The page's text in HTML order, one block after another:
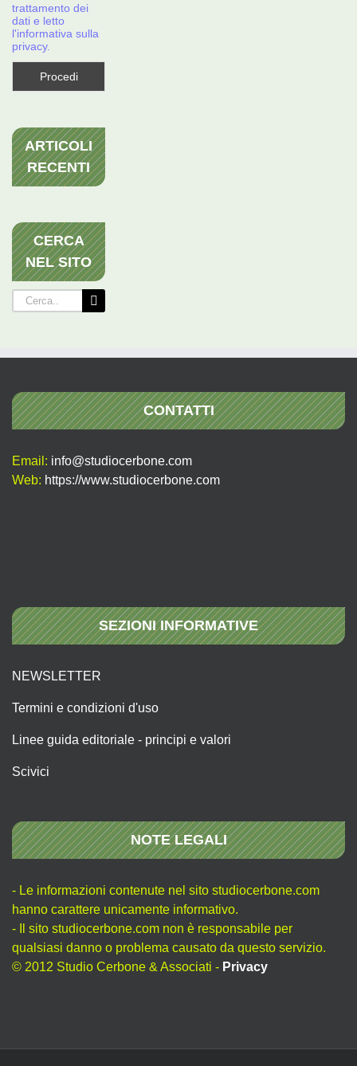
trattamento dei
dati e letto
l'informativa sulla
privacy.
ARTICOLI
RECENTI
CERCA
NEL SITO
Cerca
per:
CONTATTI
Email: info@studiocerbone.com
Web: https://www.studiocerbone.com
SEZIONI INFORMATIVE
NEWSLETTER
Termini e condizioni d'uso
Linee guida editoriale - principi e valori
Scivici
NOTE LEGALI
- Le informazioni contenute nel sito studiocerbone.com
hanno carattere unicamente informativo.
- Il sito studiocerbone.com non è responsabile per
qualsiasi danno o problema causato da questo servizio.
© 2012 Studio Cerbone & Associati - Privacy